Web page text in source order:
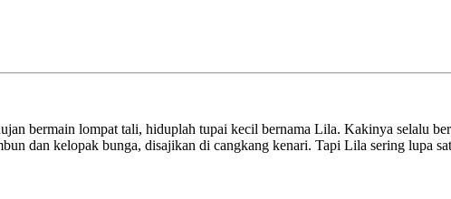
bermain lompat tali, hiduplah tupai kecil bernama Lila. Kakinya selalu
dan kelopak bunga, disajikan di cangkang kenari. Tapi Lila sering lupa